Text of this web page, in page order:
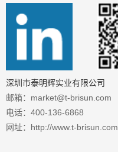
深圳市泰明辉实业有限公司
邮箱：market@t-brisun.com
电话：400-136-6868
网址：http://www.t-brisun.com